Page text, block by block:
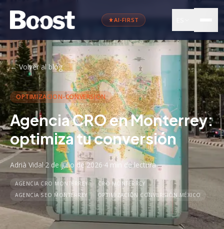
AI-FIRST
←Volver al blog
OPTIMIZACION-CONVERSION
Agencia CRO en Monterrey:
optimiza tu conversión
Adrià Vidal·2 de julio de 2026·4 min de lectura
AGENCIA CRO MONTERREY
CRO MONTERREY
AGENCIA SEO MONTERREY
OPTIMIZACIÓN CONVERSIÓN MÉXICO